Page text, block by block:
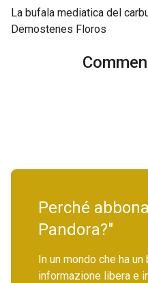
La bufala mediatica del
Demostenes Floros
Perché
Pandora?"
In un mondo che ha
informazione libera e